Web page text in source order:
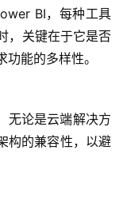
BI，每种工具
，关键在于它是否
能的多样性。
无论是云端解决方
构的兼容性，以避